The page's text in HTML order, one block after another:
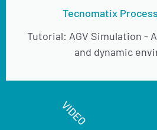
Tecnomatix
Tutorial: AGV Simulation -
and dynamic
VIDEO